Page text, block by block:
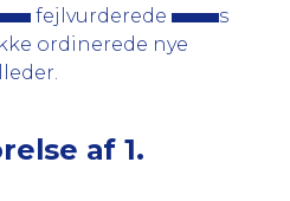
fejlvurderede
s
ordinerede nye
af 1.